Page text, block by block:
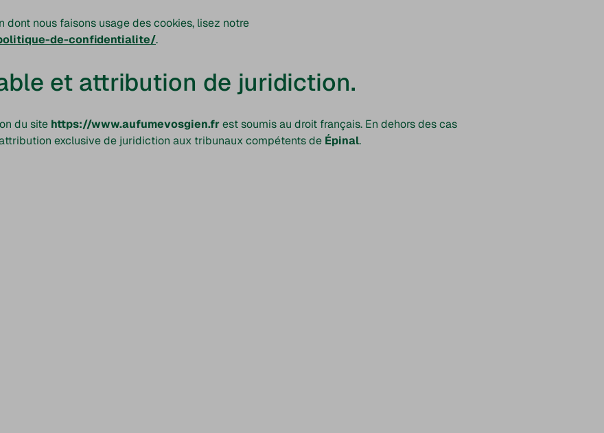
dont nous faisons usage des cookies, lisez notre
de-confidentialite/.
et attribution de juridiction.
du site https://www.aufumevosgien.frest soumis au droit français. En dehors des cas
exclusive de juridiction aux tribunaux compétents de Épinal.